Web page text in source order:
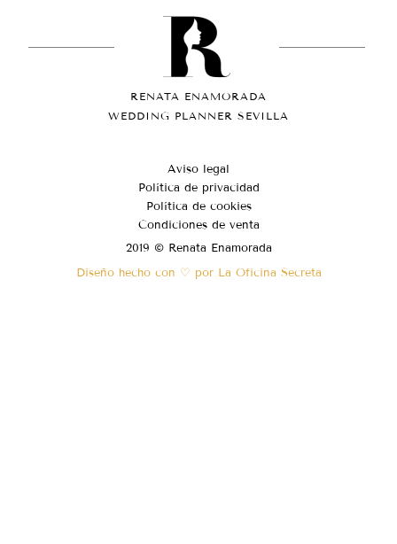
RENATA ENAMORADA
WEDDING PLANNER SEVILLA
Aviso legal
Política de privacidad
Política de cookies
Condiciones de venta
2019 © Renata Enamorada
Diseño hecho con ♡ por La Oficina Secreta